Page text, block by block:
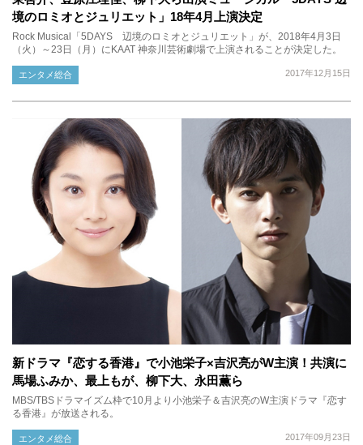
境のロミオとジュリエット」18年4月上演決定
Rock Musical「5DAYS 辺境のロミオとジュリエット」が、2018年4月3日
（火）～23日（月）にKAAT 神奈川芸術劇場で上演されることが決定した。
2017年12月15日
エンタメ総合
新ドラマ『恋する香港』で小池栄子×吉沢亮がW主演！共演に
馬場ふみか、最上もが、柳下大、永田薫ら
MBS/TBSドラマイズム枠で10月より小池栄子＆吉沢亮のW主演ドラマ『恋す
る香港』が放送される。
2017年09月23日
エンタメ総合